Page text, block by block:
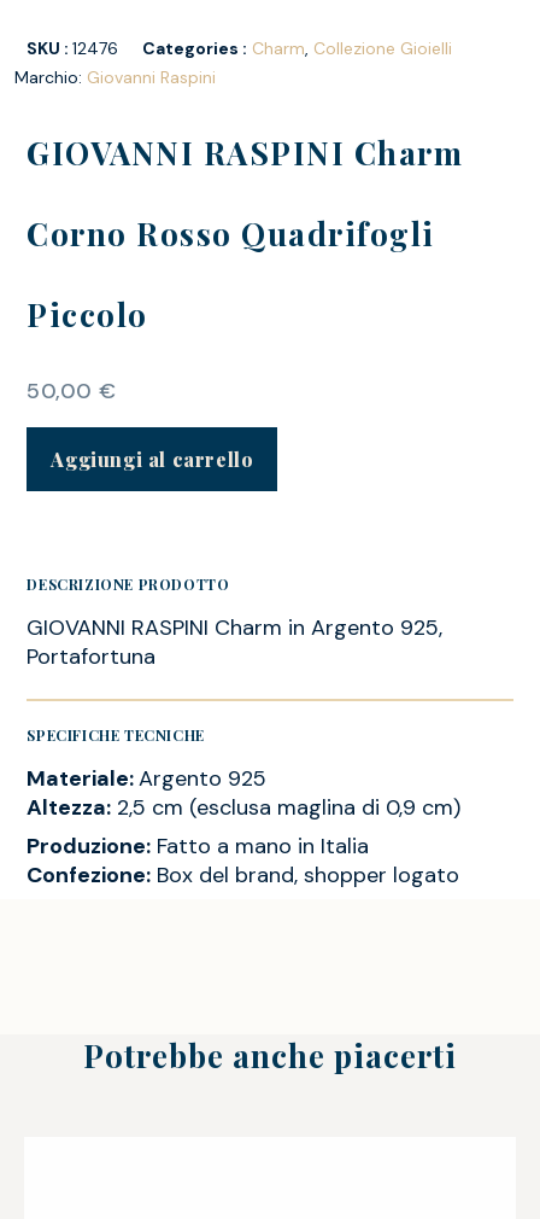
SKU :12476 Categories : Charm, Collezione Gioielli
Marchio: Giovanni Raspini
GIOVANNI RASPINI Charm
Corno Rosso Quadrifogli
Piccolo
50,00 €
Aggiungi al carrello
DESCRIZIONE PRODOTTO
GIOVANNI RASPINI Charm in Argento 925,
Portafortuna
SPECIFICHE TECNICHE
Materiale:Argento 925
Altezza: 2,5 cm (esclusa maglina di 0,9 cm)
Produzione: Fatto a mano in Italia
Confezione: Box del brand, shopper logato
Potrebbe anche piacerti